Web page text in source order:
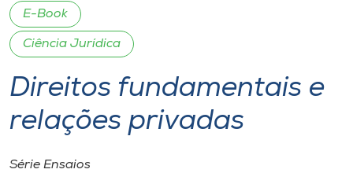
Cultura
CPA
Biblioteca
E-Book
Ciência Jurídica
Direitos fundamentais e
relações privadas
Série Ensaios